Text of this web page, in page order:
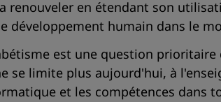
renouveler en étendant son
développement humain dans le
est une question
se limite plus aujourd'hui, à
et les compétences dans